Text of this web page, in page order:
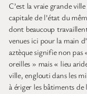
C’est la vraie grande
capitale de l’état du
dont beaucoup
venues ici pour la main
aztèque signifie non
oreilles » mais « lieu
ville, englouti dans les
à ériger les bâtiments